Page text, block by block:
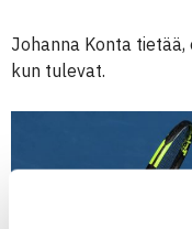
Johanna Konta
kun tulevat.